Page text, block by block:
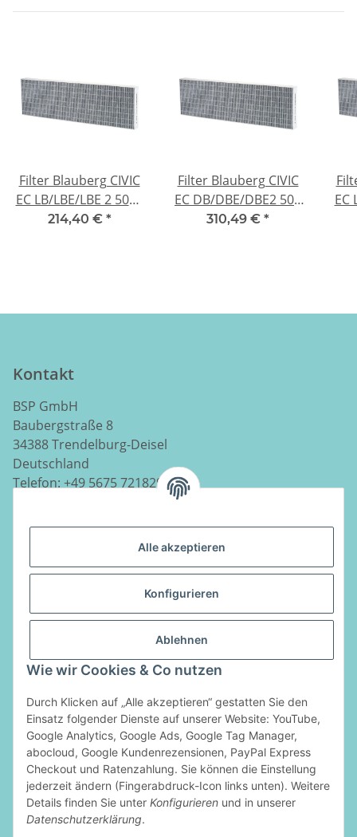
Alle akzeptieren
Konfigurieren
Ablehnen
Wie wir Cookies & Co nutzen
Durch Klicken auf „Alle akzeptieren“ gestatten Sie den
Einsatz folgender Dienste auf unserer Website: YouTube,
Google Analytics, Google Ads, Google Tag Manager,
abocloud, Google Kundenrezensionen, PayPal Express
Checkout und Ratenzahlung. Sie können die Einstellung
jederzeit ändern (Fingerabdruck-Icon links unten). Weitere
Details finden Sie unter Konfigurieren und in unserer
Datenschutzerklärung.
Filter Blauberg CIVIC
EC LB/LBE/LBE 2 500 -
F8 C Aktivkohle
214,40 € *
Filter Blauberg CIVIC
EC DB/DBE/DBE2 500
- F8 C Aktivkohle
310,49 € *
EC
Kontakt
BSP GmbH
Baubergstraße 8
34388 Trendelburg-Deisel
Deutschland
Telefon: +49 5675 7218290
Informationen
Gesetzliche Informationen
Zahlungsarten